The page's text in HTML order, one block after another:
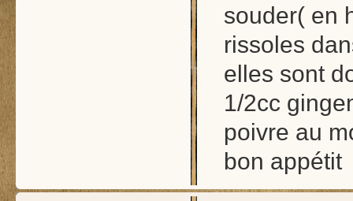
souder( en
rissoles
elles sont
1/2cc
poivre au
bon appétit